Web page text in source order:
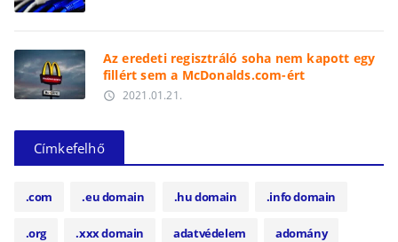
Az eredeti regisztráló soha nem kapott egy
fillért sem a McDonalds.com-ért
access_time 2021.01.21.
Címkefelhő
.com .eu domain .hu domain .info domain
.org .xxx domain adatvédelem adomány